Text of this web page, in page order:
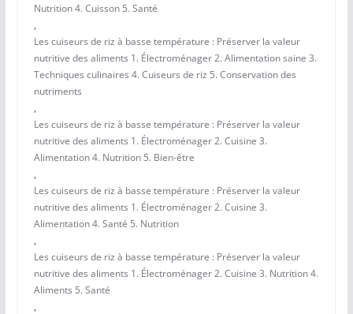
Nutrition 4. Cuisson 5. Santé
,
Les cuiseurs de riz à basse température : Préserver la valeur
nutritive des aliments 1. Électroménager 2. Alimentation saine 3.
Techniques culinaires 4. Cuiseurs de riz 5. Conservation des
nutriments
,
Les cuiseurs de riz à basse température : Préserver la valeur
nutritive des aliments 1. Électroménager 2. Cuisine 3.
Alimentation 4. Nutrition 5. Bien-être
,
Les cuiseurs de riz à basse température : Préserver la valeur
nutritive des aliments 1. Électroménager 2. Cuisine 3.
Alimentation 4. Santé 5. Nutrition
,
Les cuiseurs de riz à basse température : Préserver la valeur
nutritive des aliments 1. Électroménager 2. Cuisine 3. Nutrition 4.
Aliments 5. Santé
,